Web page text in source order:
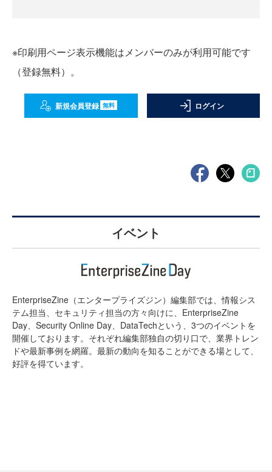
※印刷用ページ表示機能はメンバーのみが利用可能です
（登録無料）。
新規会員登録 無料 ログイン
イベント
EnterpriseZine（エンタープライズジン）編集部では、情報シス
テム担当、セキュリティ担当の方々向けに、EnterpriseZine
Day、Security Online Day、DataTechという、3つのイベントを
開催しております。それぞれ編集部独自の切り口で、業界トレン
ドや最新事例を網羅。最新の動向を知ることができる場として、
好評を得ています。